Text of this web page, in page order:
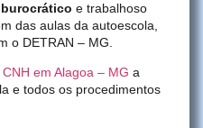
e trabalhoso
das aulas da autoescola,
o DETRAN – MG.
em Alagoa – MG a
e todos os procedimentos